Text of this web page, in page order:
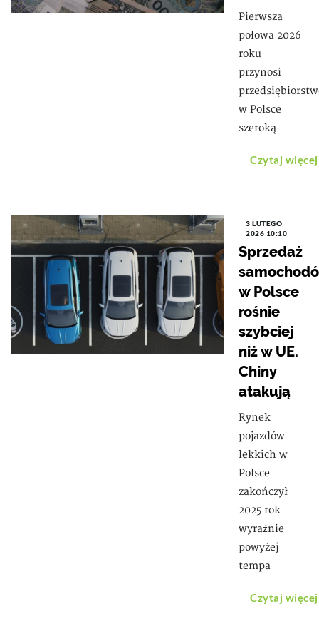
Pierwsza
połowa 2026
roku
przynosi
w Polsce
szeroką
Czytaj więcej
3 LUTEGO
2026 10:10
Sprzedaż
w Polsce
rośnie
szybciej
niż w UE.
Chiny
atakują
Rynek
pojazdów
lekkich w
Polsce
zakończył
2025 rok
wyraźnie
powyżej
tempa
Czytaj więcej